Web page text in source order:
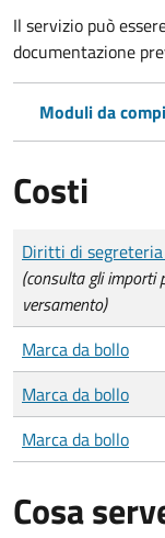
Il servizio può
documentazione
Moduli da
Costi
Tipo di pagamento
Importo
Diritti di
(consulta gli importi
versamento)
Marca da bollo
Marca da bollo
Marca da bollo
Cosa